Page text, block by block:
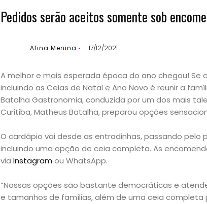
Pedidos serão aceitos somente sob
Afina Menina 17/12/2021
A melhor e mais esperada época do ano chegou! Se
incluindo as Ceias de Natal e Ano Novo é reunir a
Batalha Gastronomia, conduzida por um dos mais
Curitiba, Matheus Batalha, preparou opções
O cardápio vai desde as entradinhas, passando pelo
incluindo uma opção de ceia completa. As
via Instagram ou WhatsApp.
“Nossas opções são bastante democráticas e
e tamanhos de famílias, além de uma ceia completa